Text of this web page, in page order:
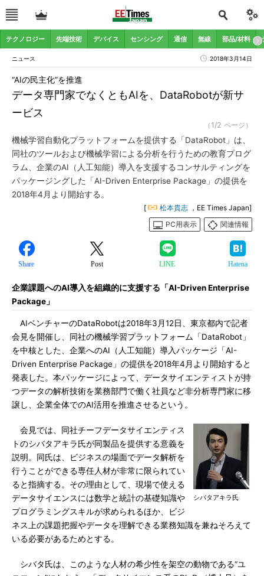
テクノロジー 先端技術 デバイス センシング 通信 無線 部品/材料
ニュース 2018年3月14日
データ専門家でなくともAIを、DataRobotが新サ
ービス
“AIの民主化”を推進
（1/2 ページ）
機械学習自動化プラットフォームを提供する「DataRobot」は、
同社のツールおよび機械学習による分析を行うための教育プログ
ラム、企業のAI（人工知能）導入を支援するコンサルティングを
パッケージングした「AI-Driven Enterprise Package」の提供を
2018年4月より開始する。
[ 松本貴志 ，EE Times Japan]
PC用表示
関連情報
Share Post LINE Hatena
企業課題へのAI導入を組織的に支援する「AI-Driven Enterprise
Package」
AIベンチャーのDataRobotは2018年3月12日、東京都内で記者
会見を開催し、同社の機械学習プラットフォーム「DataRobot」
を中核とした、企業へのAI（人工知能）導入パッケージ「AI-
Driven Enterprise Package」の提供を2018年4月より開始すると
発表した。本パッケージによって、データサイエンティストが持
つデータの解析技術を業務部門で働く社員など非分析専門家に移
譲し、企業全体でのAI活用を推進させるという。
シバタアキラ氏
会見では、同社チーフデータサイエンティス
トのシバタアキラ氏が同製品を提供する意義を
説明。同氏は、ビジネスの場面でデータ解析を
行うことができる専任人材が非常に限られてい
ると指摘する。その理由として、現場で使える
データサイエンスには数学と統計の基礎知識や
プログラミングスキルが求められるほか、ビジ
ネス上の課題把握やデータを理解できる業務知識を兼ねそろえて
いる必要があるためとする。
シバタ氏は、このような人材の希少性を架空の動物である“ユ